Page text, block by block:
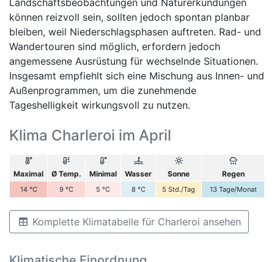
Landschaftsbeobachtungen und Naturerkundungen
können reizvoll sein, sollten jedoch spontan planbar
bleiben, weil Niederschlagsphasen auftreten. Rad- und
Wandertouren sind möglich, erfordern jedoch
angemessene Ausrüstung für wechselnde Situationen.
Insgesamt empfiehlt sich eine Mischung aus Innen- und
Außenprogrammen, um die zunehmende
Tageshelligkeit wirkungsvoll zu nutzen.
Klima Charleroi im April
Maximal Ø Temp. Minimal Wasser Sonne Regen
14 °C 9 °C 5 °C 8 °C 5 Std./Tag 13 Tage/Monat
Komplette Klimatabelle für Charleroi ansehen